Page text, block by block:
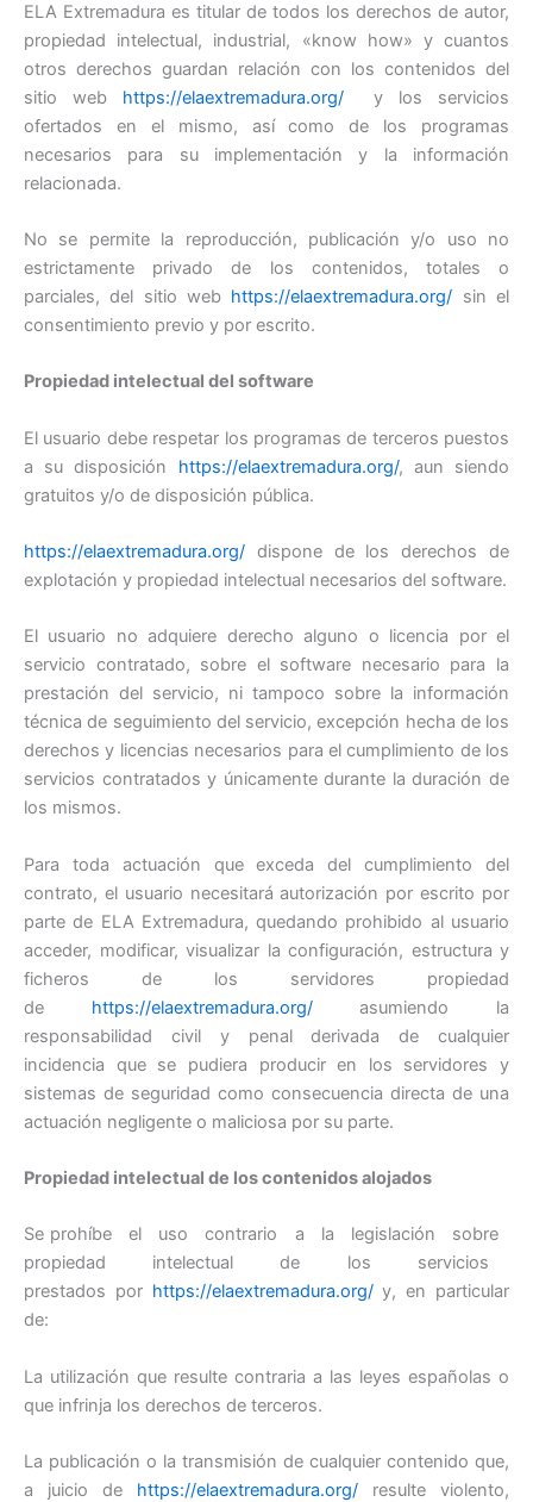
ELA Extremadura es titular de todos los derechos de autor,
propiedad intelectual, industrial, «know how» y cuantos
otros derechos guardan relación con los contenidos del
sitio web https://elaextremadura.org/y los servicios
ofertados en el mismo, así como de los programas
necesarios para su implementación y la información
relacionada.
No se permite la reproducción, publicación y/o uso no
estrictamente privado de los contenidos, totales o
parciales, del sitio web https://elaextremadura.org/ sin el
consentimiento previo y por escrito.
Propiedad intelectual del software
El usuario debe respetar los programas de terceros puestos
a su disposición https://elaextremadura.org/, aun siendo
gratuitos y/o de disposición pública.
https://elaextremadura.org/ dispone de los derechos de
explotación y propiedad intelectual necesarios del software.
El usuario no adquiere derecho alguno o licencia por el
servicio contratado, sobre el software necesario para la
prestación del servicio, ni tampoco sobre la información
técnica de seguimiento del servicio, excepción hecha de los
derechos y licencias necesarios para el cumplimiento de los
servicios contratados y únicamente durante la duración de
los mismos.
Para toda actuación que exceda del cumplimiento del
contrato, el usuario necesitará autorización por escrito por
parte de ELA Extremadura, quedando prohibido al usuario
acceder, modificar, visualizar la configuración, estructura y
ficheros de los servidores propiedad
de https://elaextremadura.org/asumiendo la
responsabilidad civil y penal derivada de cualquier
incidencia que se pudiera producir en los servidores y
sistemas de seguridad como consecuencia directa de una
actuación negligente o maliciosa por su parte.
Propiedad intelectual de los contenidos alojados
Se prohíbe el uso contrario a la legislación sobre
propiedad intelectual de los servicios
prestados por https://elaextremadura.org/y, en particular
de:
La utilización que resulte contraria a las leyes españolas o
que infrinja los derechos de terceros.
La publicación o la transmisión de cualquier contenido que,
a juicio de https://elaextremadura.org/ resulte violento,